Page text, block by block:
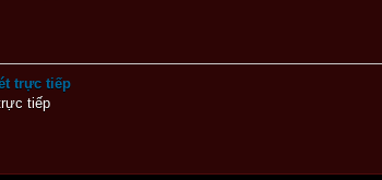
trực tiếp
tiếp